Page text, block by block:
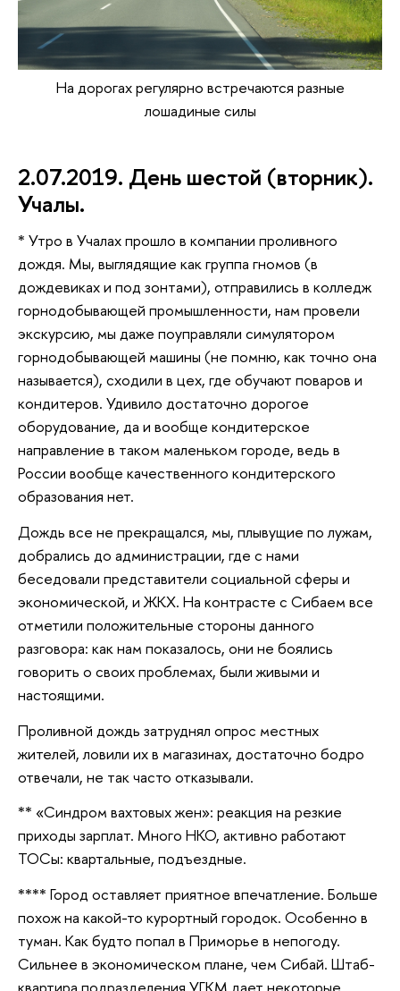
На дорогах регулярно встречаются разные
лошадиные силы
2.07.2019. День шестой (вторник).
Учалы.
* Утро в Учалах прошло в компании проливного
дождя. Мы, выглядящие как группа гномов (в
дождевиках и под зонтами), отправились в колледж
горнодобывающей промышленности, нам провели
экскурсию, мы даже поуправляли симулятором
горнодобывающей машины (не помню, как точно она
называется), сходили в цех, где обучают поваров и
кондитеров. Удивило достаточно дорогое
оборудование, да и вообще кондитерское
направление в таком маленьком городе, ведь в
России вообще качественного кондитерского
образования нет.
Дождь все не прекращался, мы, плывущие по лужам,
добрались до администрации, где с нами
беседовали представители социальной сферы и
экономической, и ЖКХ. На контрасте с Сибаем все
отметили положительные стороны данного
разговора: как нам показалось, они не боялись
говорить о своих проблемах, были живыми и
настоящими.
Проливной дождь затруднял опрос местных
жителей, ловили их в магазинах, достаточно бодро
отвечали, не так часто отказывали.
** «Синдром вахтовых жен»: реакция на резкие
приходы зарплат. Много НКО, активно работают
ТОСы: квартальные, подъездные.
**** Город оставляет приятное впечатление. Больше
похож на какой-то курортный городок. Особенно в
туман. Как будто попал в Приморье в непогоду.
Сильнее в экономическом плане, чем Сибай. Штаб-
квартира подразделения УГКМ дает некоторые